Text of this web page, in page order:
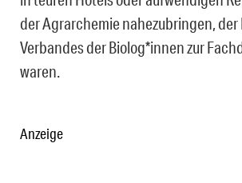
der Agrarchemie nahezubringen, der
Verbandes der Biolog*innen zur
waren.
Anzeige